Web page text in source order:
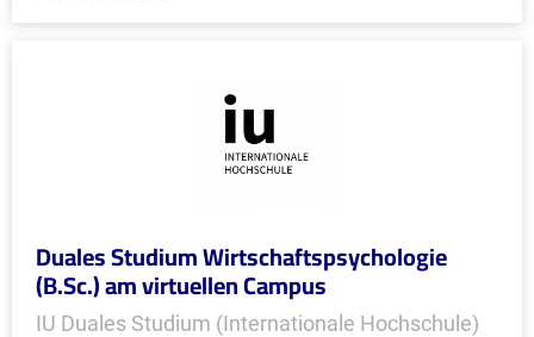
Duales Studium Wirtschaftspsychologie
(B.Sc.) am virtuellen Campus
IU Duales Studium (Internationale Hochschule)